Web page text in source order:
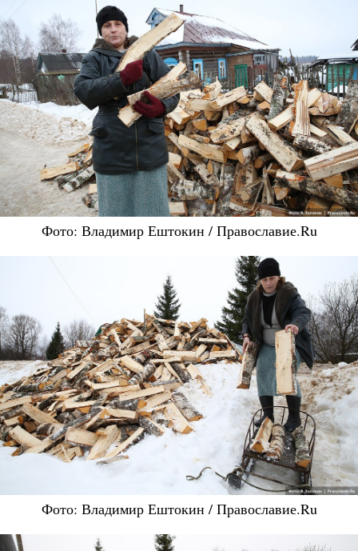
Фото: Владимир Ештокин / Православие.Ru
Фото: Владимир Ештокин / Православие.Ru